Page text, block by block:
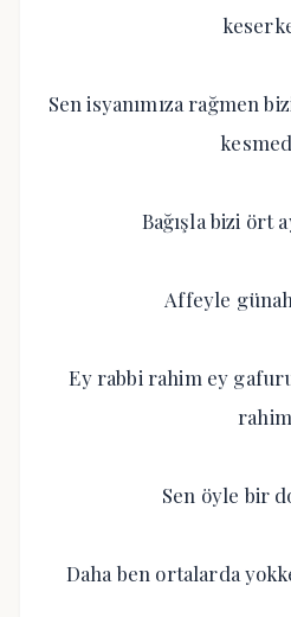
Sen isyanımıza rağmen
Bağışla bizi ört
Affeyle
Ey rabbi rahim ey
rahim
Sen öyle bir
Daha ben ortalarda